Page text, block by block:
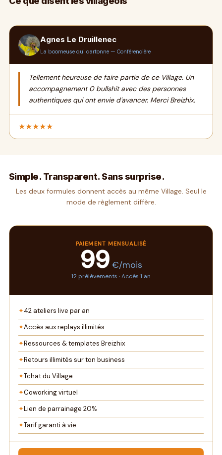
Agnes Le Druillenec
La boomeuse qui cartonne — Conférencière
Tellement heureuse de faire partie de ce Village. Un
accompagnement 0 bullshit avec des personnes
authentiques qui ont envie d'avancer. Merci Breizhix.
★★★★★
Simple. Transparent. Sans surprise.
Les deux formules donnent accès au même Village. Seul le
mode de règlement diffère.
PAIEMENT MENSUALISÉ
99 €/mois
12 prélèvements · Accès 1 an
✦42 ateliers live par an
✦Accès aux replays illimités
✦Ressources & templates Breizhix
✦Retours illimités sur ton business
✦Tchat du Village
✦Coworking virtuel
✦Lien de parrainage 20%
✦Tarif garanti à vie